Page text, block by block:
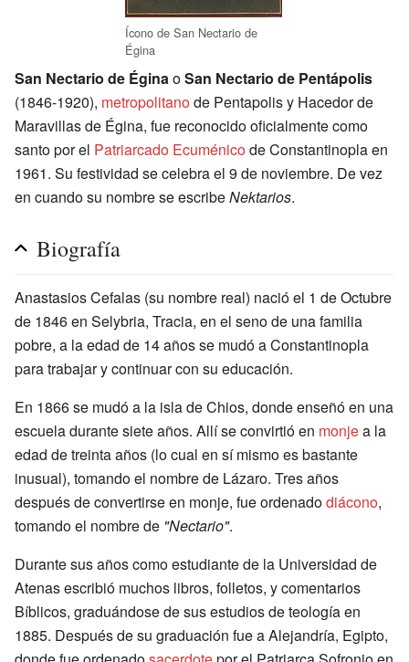
Ícono de San Nectario de
Égina
San Nectario de ÉginaoSan Nectario de Pentápolis
(1846-1920), metropolitanode Pentapolis y Hacedor de
Maravillas de Égina, fue reconocido oficialmente como
santo por el Patriarcado Ecuménicode Constantinopla en
1961. Su festividad se celebra el 9 de noviembre. De vez
en cuando su nombre se escribeNektarios.
Biografía
Anastasios Cefalas (su nombre real) nació el 1 de Octubre
de 1846 en Selybria, Tracia, en el seno de una familia
pobre, a la edad de 14 años se mudó a Constantinopla
para trabajar y continuar con su educación.
En 1866 se mudó a la isla de Chios, donde enseñó en una
escuela durante siete años. Allí se convirtió en monjea la
edad de treinta años (lo cual en sí mismo es bastante
inusual), tomando el nombre de Lázaro. Tres años
después de convertirse en monje, fue ordenadodiácono,
tomando el nombre de "Nectario".
Durante sus años como estudiante de la Universidad de
Atenas escribió muchos libros, folletos, y comentarios
Bíblicos, graduándose de sus estudios de teología en
1885. Después de su graduación fue a Alejandría, Egipto,